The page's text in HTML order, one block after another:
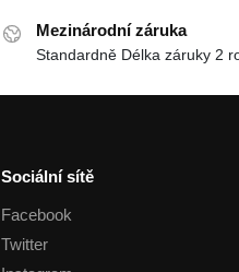
Mezinárodní záruka
Standardně Délka záruky 2
Sociální sítě
Facebook
Twitter